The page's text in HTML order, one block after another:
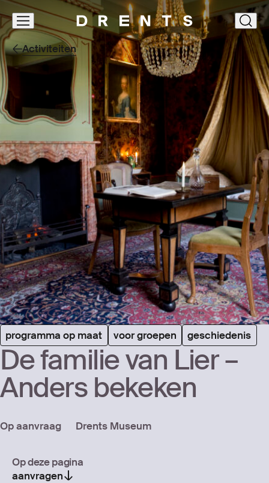
Navigatie
overslaan
Activiteiten
programma op maat voor groepen geschiedenis
De fami­lie van Lier –
Anders beke­ken
Op aanvraag Drents Museum
Op deze pagina
aanvragen